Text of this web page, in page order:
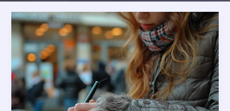
Pourquoi
rester
inscrit
à
Pôle
Emploi
même
sans